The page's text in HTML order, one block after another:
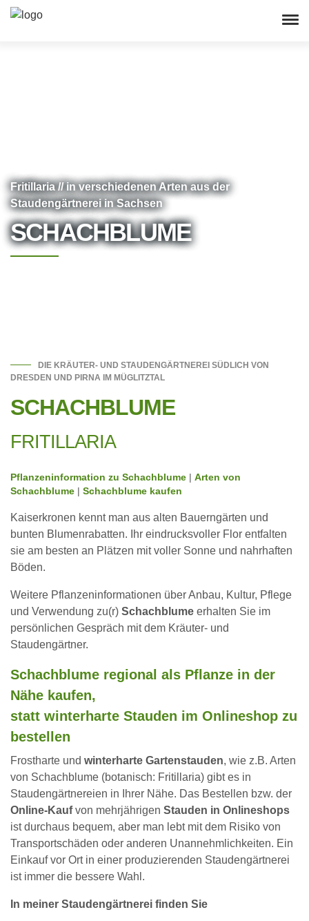
Fritillaria // in verschiedenen Arten aus der
Staudengärtnerei in Sachsen
SCHACHBLUME
DIE KRÄUTER- UND STAUDENGÄRTNEREI SÜDLICH VON
DRESDEN UND PIRNA IM MÜGLITZTAL
SCHACHBLUME
FRITILLARIA
Pflanzeninformation zu Schachblume
Arten von
Schachblume
Schachblume kaufen
Kaiserkronen kennt man aus alten Bauerngärten und
bunten Blumenrabatten. Ihr eindrucksvoller Flor entfalten
sie am besten an Plätzen mit voller Sonne und nahrhaften
Böden.
Weitere Pflanzeninformationen über Anbau, Kultur, Pflege
und Verwendung zu(r) Schachblume erhalten Sie im
persönlichen Gespräch mit dem Kräuter- und
Staudengärtner.
Schachblume regional als Pflanze in der
Nähe kaufen,
statt winterharte Stauden im Onlineshop zu
bestellen
Frostharte und winterharte Gartenstauden, wie z.B. Arten
von Schachblume (botanisch: Fritillaria) gibt es in
Staudengärtnereien in Ihrer Nähe. Das Bestellen bzw. der
Online-Kaufvon mehrjährigen Stauden in Onlineshops
ist durchaus bequem, aber man lebt mit dem Risiko von
Transportschäden oder anderen Unannehmlichkeiten. Ein
Einkauf vor Ort in einer produzierenden Staudengärtnerei
ist immer die bessere Wahl.
In meiner Staudengärtnerei finden Sie